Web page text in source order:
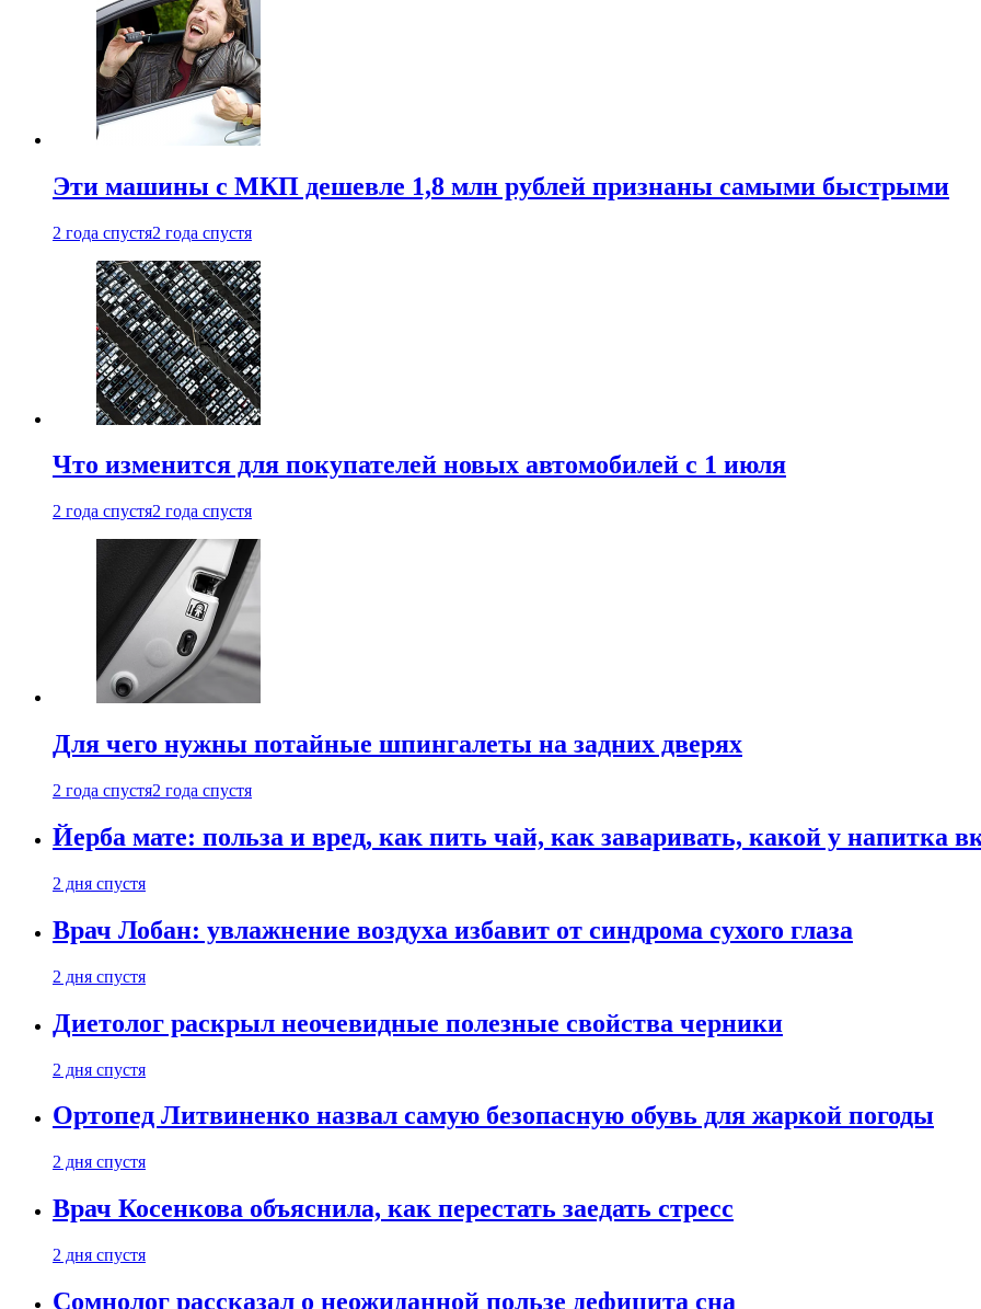
Эти машины с МКП дешевле 1,8 млн рублей признаны самыми быстрыми
2 года спустя2 года спустя
Что изменится для покупателей новых автомобилей с 1 июля
2 года спустя2 года спустя
Для чего нужны потайные шпингалеты на задних дверях
2 года спустя2 года спустя
Йерба мате: польза и вред, как пить чай, как заваривать, какой у напитка
2 дня спустя
Врач Лобан: увлажнение воздуха избавит от синдрома сухого глаза
2 дня спустя
Диетолог раскрыл неочевидные полезные свойства черники
2 дня спустя
Ортопед Литвиненко назвал самую безопасную обувь для жаркой погоды
2 дня спустя
Врач Косенкова объяснила, как перестать заедать стресс
2 дня спустя
Сомнолог рассказал о неожиданной пользе дефицита сна